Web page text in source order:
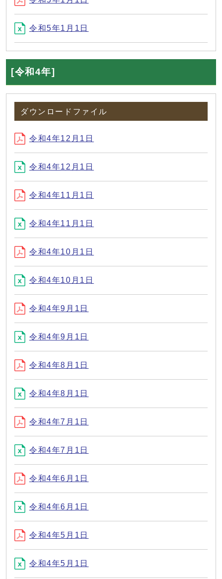
令和5年1月1日
[令和4年]
ダウンロードファイル
令和4年12月1日
令和4年12月1日
令和4年11月1日
令和4年11月1日
令和4年10月1日
令和4年10月1日
令和4年9月1日
令和4年9月1日
令和4年8月1日
令和4年8月1日
令和4年7月1日
令和4年7月1日
令和4年6月1日
令和4年6月1日
令和4年5月1日
令和4年5月1日